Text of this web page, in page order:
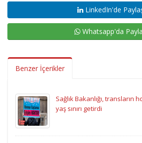
LinkedIn'de
Whatsapp'da
Benzer İçerikler
Sağlık Bakanlığı, transların
yaş sınırı getirdi